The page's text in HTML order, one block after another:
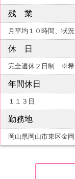
残 業
月平均１０時間、状
休 日
完全週休２日制 ※希
年間休日
１１３日
勤務地
岡山県岡山市東区金